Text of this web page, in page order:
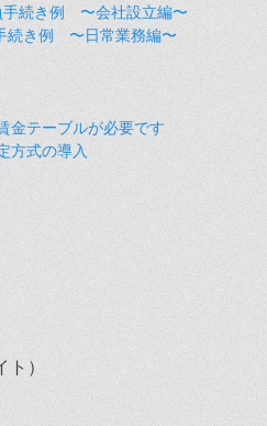
続き例 〜会社設立編〜
続き例 〜日常業務編〜
金テーブルが必要です
方式の導入
）